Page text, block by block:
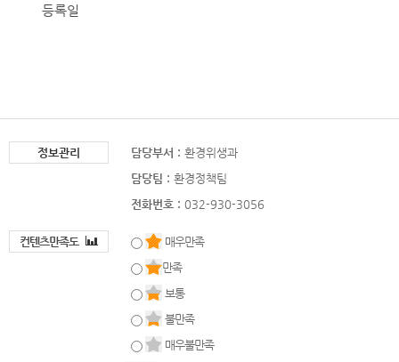
등록일
정보관리 담당부서 : 환경위생과
담당팀 : 환경정책팀
전화번호 : 032-930-3056
컨텐츠만족도
매우만족
만족
보통
불만족
매우불만족